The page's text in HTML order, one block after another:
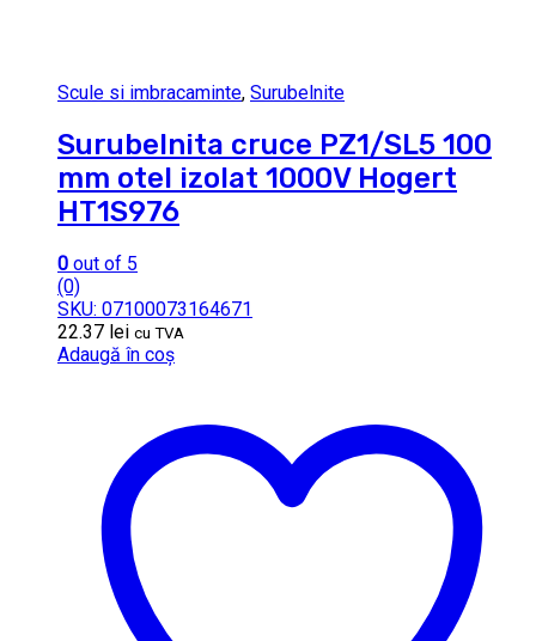
Scule si imbracaminte, Surubelnite
Surubelnita cruce PZ1/SL5 100
mm otel izolat 1000V Hogert
HT1S976
0 out of 5
(0)
SKU: 07100073164671
22.37 lei cu TVA
Adaugă în coș